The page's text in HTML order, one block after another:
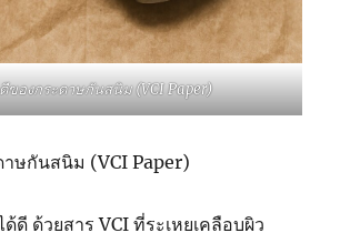
ของกระดาษกันสนิม (VCI Paper)
ษกันสนิม (VCI Paper)
ดี ด้วยสาร VCI ที่ระเหยเคลือบผิว